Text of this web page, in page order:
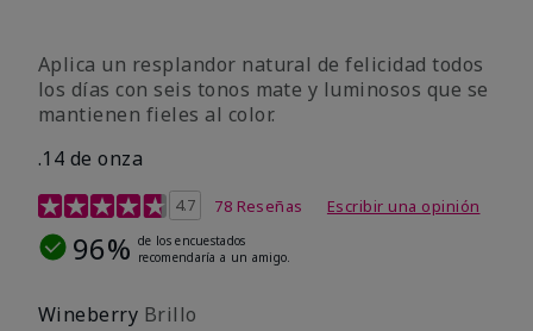
Aplica un resplandor natural de felicidad todos
los días con seis tonos mate y luminosos que se
mantienen fieles al color.
.14 de onza
Calificación de clientes de 4,3 de 5
4.7 78 Reseñas Escribir una opinión
96% de los encuestados
recomendaría a un amigo.
Wineberry Brillo